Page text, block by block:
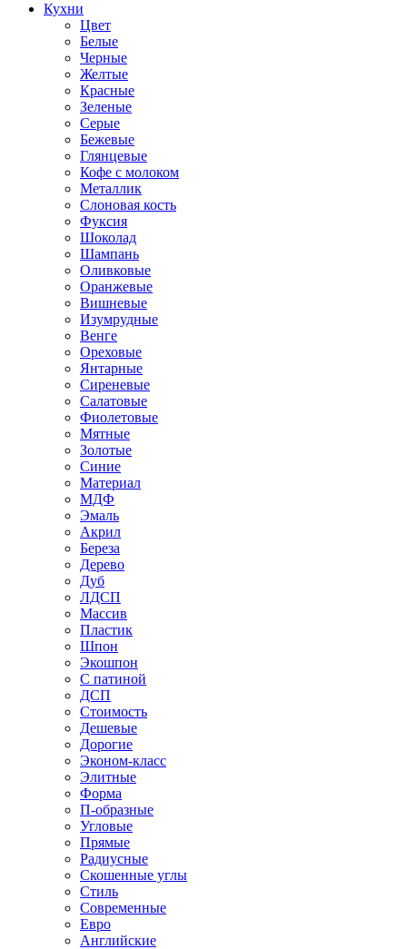
Кухни
Цвет
Белые
Черные
Желтые
Красные
Зеленые
Серые
Бежевые
Глянцевые
Кофе с молоком
Металлик
Слоновая кость
Фуксия
Шоколад
Шампань
Оливковые
Оранжевые
Вишневые
Изумрудные
Венге
Ореховые
Янтарные
Сиреневые
Салатовые
Фиолетовые
Мятные
Золотые
Синие
Материал
МДФ
Эмаль
Акрил
Береза
Дерево
Дуб
ЛДСП
Массив
Пластик
Шпон
Экошпон
С патиной
ДСП
Стоимость
Дешевые
Дорогие
Эконом-класс
Элитные
Форма
П-образные
Угловые
Прямые
Радиусные
Скошенные углы
Стиль
Современные
Евро
Английские